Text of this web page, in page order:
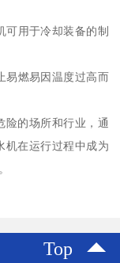
可用于冷却装备的制
易燃易因温度过高而
险的场所和行业，通
机在运行过程中成为
Top